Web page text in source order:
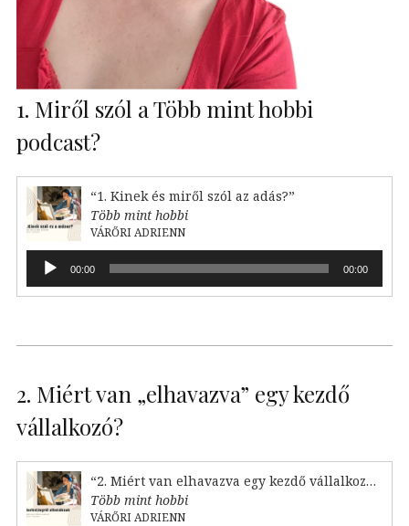
1. Miről szól a Több mint hobbi
podcast?
“1. Kinek és miről szól az adás?”
Több mint hobbi
VÁRŐRI ADRIENN
Audió
lejátszó00:00 00:00
2. Miért van „elhavazva” egy kezdő
vállalkozó?
“2. Miért van elhavazva egy kezdő vállalkozó?”
Több mint hobbi
VÁRŐRI ADRIENN